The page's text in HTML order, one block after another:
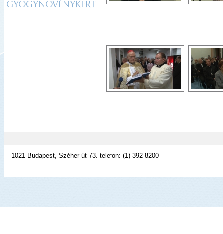
GYÓGYNÖVÉNYKERT
1021 Budapest, Széher út 73. telefon: (1) 392 8200